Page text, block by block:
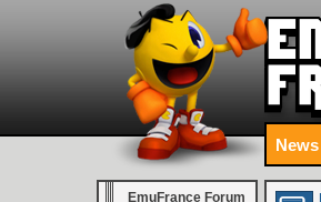
News
EmuFrance Forum